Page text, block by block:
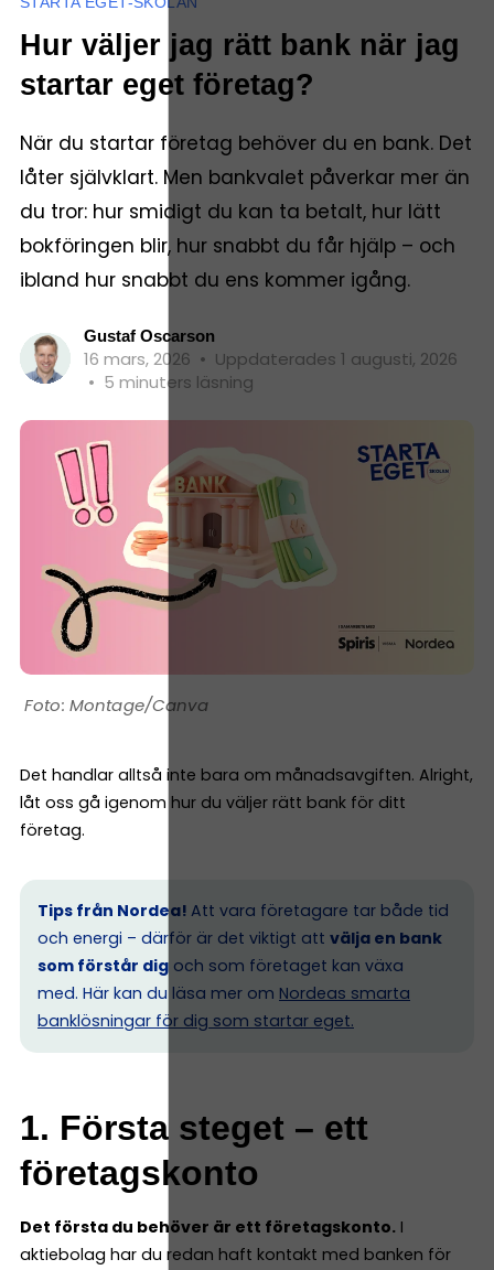
Hur väljer jag rätt bank när jag
startar eget företag?
När du startar företag behöver du en bank. Det
låter självklart. Men bankvalet påverkar mer än
du tror: hur smidigt du kan ta betalt, hur lätt
bokföringen blir, hur snabbt du får hjälp – och
ibland hur snabbt du ens kommer igång.
Gustaf Oscarson
16 mars, 2026 • Uppdaterades 1 augusti, 2026
• 5 minuters läsning
Montage/Canva
Det handlar alltså inte bara om månadsavgiften. Alright,
låt oss gå igenom hur du väljer rätt bank för ditt
företag.
Tips från Nordea! Att vara företagare tar både tid
och energi – därför är det viktigt att välja en bank
som förstår dig och som företaget kan växa
med. Här kan du läsa mer om Nordeas smarta
banklösningar för dig som startar eget.
1. Första steget – ett
företagskonto
Det första du behöver är ett företagskonto. I
aktiebolag har du redan haft kontakt med banken för